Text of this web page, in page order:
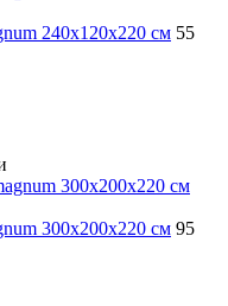
240х120х220 см 55
300х200х220 см 95